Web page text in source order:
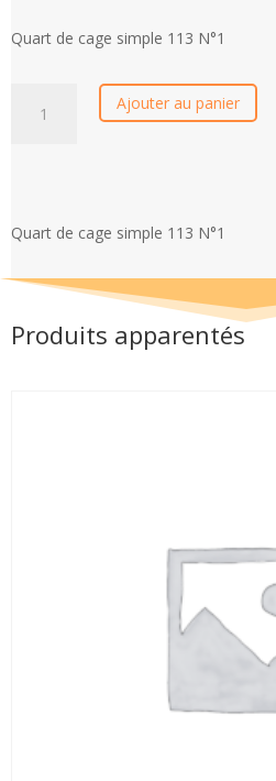
Quart de cage simple 113 N°1
113
Ajouter au panier
Quart de cage simple 113 N°1
Produits apparentés